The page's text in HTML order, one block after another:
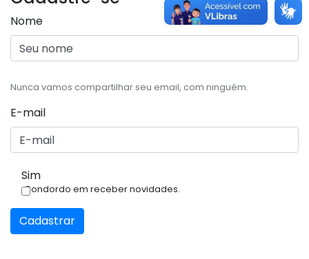
Nome
Nunca vamos compartilhar seu email, com ninguém.
E-mail
Sim
Condordo em receber novidades.
Cadastrar